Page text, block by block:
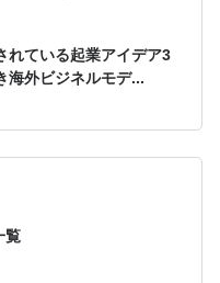
れている起業アイデア3
海外ビジネルモデ...
覧